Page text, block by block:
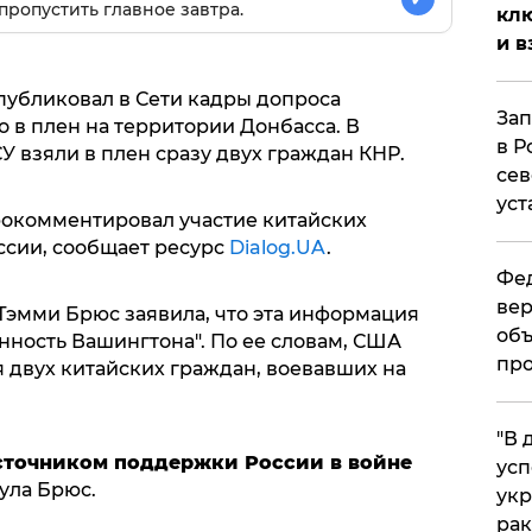
главное завтра.
в Сети кадры допроса
в плен на территории Донбасса. В
взяли в плен сразу двух граждан КНР.
участие китайских
сообщает ресурс Dialog.UA.
Брюс заявила, что эта информация
Вашингтона". По ее словам, США
китайских граждан, воевавших на
поддержки России в войне
Брюс.
и
в
​"В